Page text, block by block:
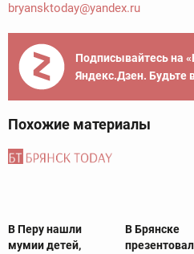
bryansktoday@yandex.ru
Подписывайтесь на
Яндекс.Дзен. Будьте
Похожие материалы
В Перу нашли
мумии детей,
В Брянске